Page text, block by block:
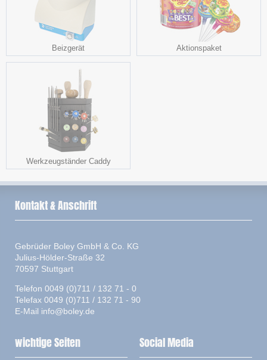
Beizgerät Aktionspaket
Werkzeugständer Caddy
Kontakt & Anschrift
Gebrüder Boley GmbH & Co. KG
Julius-Hölder-Straße 32
70597 Stuttgart
Telefon 0049 (0)711 / 132 71 - 0
Telefax 0049 (0)711 / 132 71 - 90
E-Mail info@boley.de
wichtige Seiten Social Media